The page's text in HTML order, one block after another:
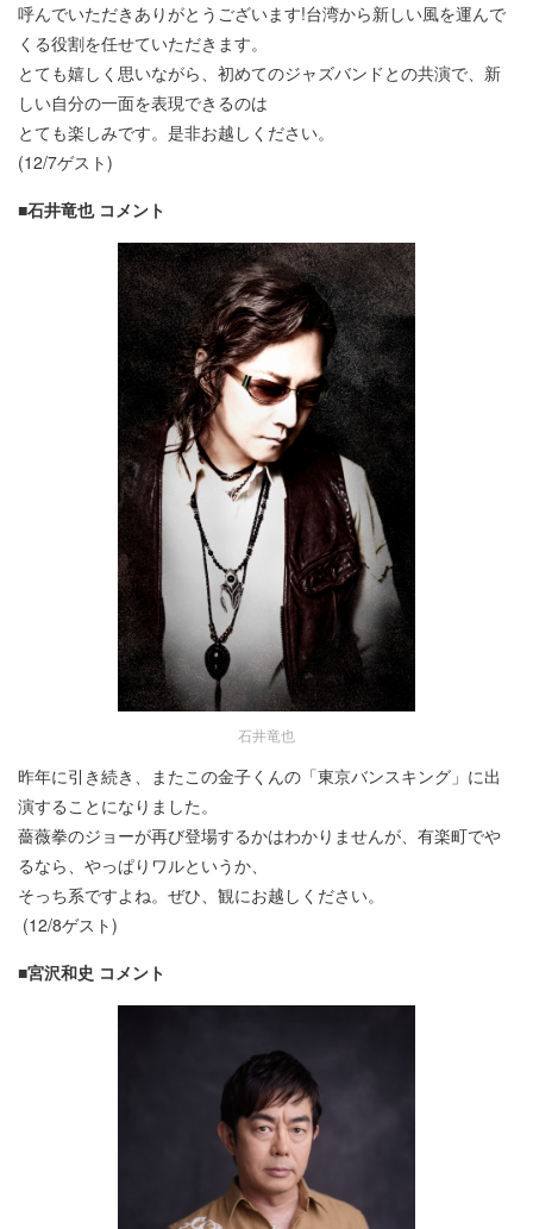
呼んでいただきありがとうございます!台湾から新しい風を運んで
くる役割を任せていただきます。
とても嬉しく思いながら、初めてのジャズバンドとの共演で、新
しい自分の一面を表現できるのは
とても楽しみです。是非お越しください。
(12/7ゲスト)
■石井竜也 コメント
石井竜也
昨年に引き続き、またこの金子くんの「東京バンスキング」に出
演することになりました。
薔薇拳のジョーが再び登場するかはわかりませんが、有楽町でや
るなら、やっぱりワルというか、
そっち系ですよね。ぜひ、観にお越しください。
(12/8ゲスト)
■宮沢和史 コメント